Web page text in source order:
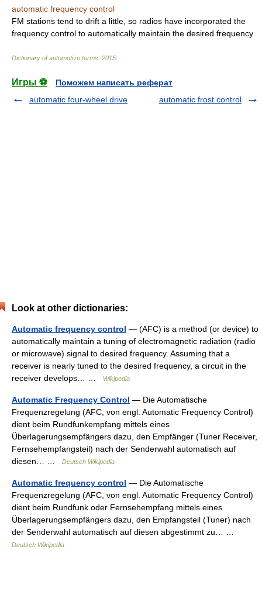
automatic frequency control
FM stations tend to drift a little, so radios have incorporated the
frequency control to automatically maintain the desired frequency
Dictionary of automotive terms 2015
Игры ⚽
Поможем написать реферат
automatic four-wheel drive
automatic frost control
Look at other dictionaries:
Automatic frequency control — (AFC) is a method (or device) to
automatically maintain a tuning of electromagnetic radiation (radio
or microwave) signal to desired frequency. Assuming that a
receiver is nearly tuned to the desired frequency, a circuit in the
receiver develops… …
Wikipedia
Automatic Frequency Control — Die Automatische
Frequenzregelung (AFC, von engl. Automatic Frequency Control)
dient beim Rundfunkempfang mittels eines
Überlagerungsempfängers dazu, den Empfänger (Tuner Receiver,
Fernsehempfangsteil) nach der Senderwahl automatisch auf
diesen… …
Deutsch Wikipedia
Automatic frequency control — Die Automatische
Frequenzregelung (AFC, von engl. Automatic Frequency Control)
dient beim Rundfunk oder Fernsehempfang mittels eines
Überlagerungsempfängers dazu, den Empfangsteil (Tuner) nach
der Senderwahl automatisch auf diesen abgestimmt zu… …
Deutsch Wikipedia